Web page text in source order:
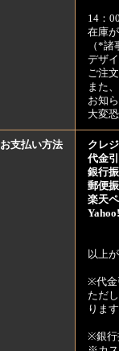
14：
在庫
（*
デザ
ご注
また
お知
大変
お支払い方法
クレ
代金
銀行
郵便
楽天
以上
※代金
ただ
ります
※銀行